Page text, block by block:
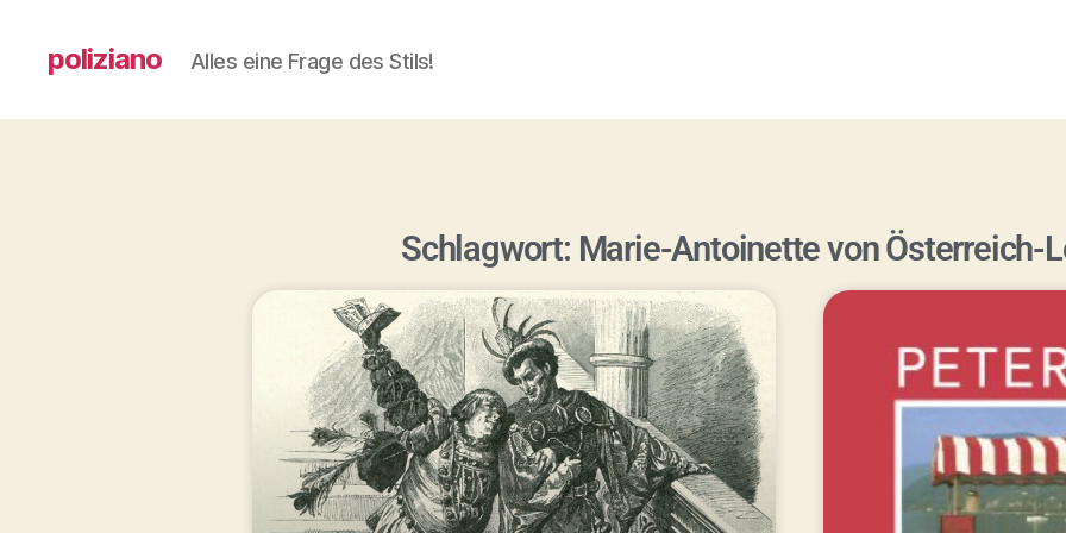
poliziano Alles eine Frage des Stils!
Schlagwort: Marie-Antoinette von Österreich-